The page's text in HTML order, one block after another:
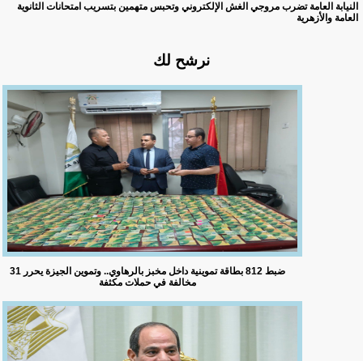
النيابة العامة تضرب مروجي الغش الإلكتروني وتحبس متهمين بتسريب امتحانات الثانوية
العامة والأزهرية
نرشح لك
ضبط 812 بطاقة تموينية داخل مخبز بالرهاوي.. وتموين الجيزة يحرر 31
مخالفة في حملات مكثفة